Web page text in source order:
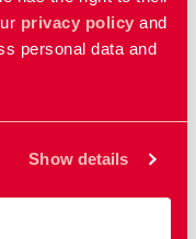
privacy policy and
personal data and
Show details